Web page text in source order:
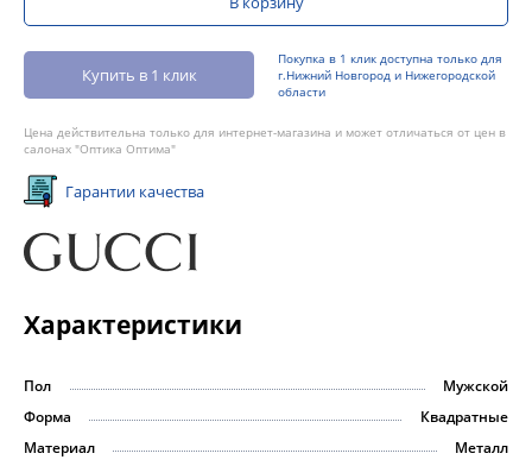
Купить в 1 клик
Покупка в 1 клик доступна только для
г.Нижний Новгород и Нижегородской
области
Цена действительна только для интернет-магазина и может отличаться от цен в
салонах "Оптика Оптима"
Гарантии качества
Характеристики
Пол
Мужской
Форма
Квадратные
Материал
Металл